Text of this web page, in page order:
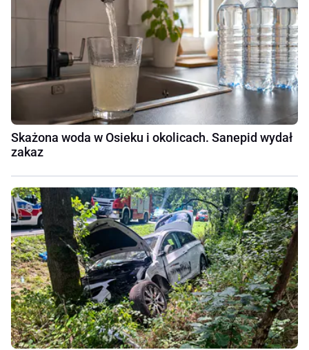
Skażona woda w Osieku i okolicach. Sanepid wydał
zakaz